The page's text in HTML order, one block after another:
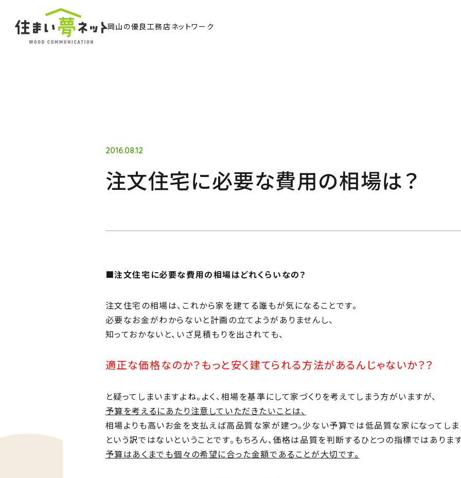
岡山の優良工務店ネットワーク
Concept
Philosophy
Members
住まい夢ネット加盟工務店
じ
2016.08.12
注文住宅に必要な費用の相場は？
■注文住宅に必要な費用の相場はどれくらいなの？
注文住宅の相場は、これから家を建てる誰もが気になることです。
必要なお金がわからないと計画の立てようがありませんし、
知っておかないと、いざ見積もりを出されても、
適正な価格なのか？もっと安く建てられる方法があるんじゃないか？？
と疑ってしまいますよね。よく、相場を基準にして家づくりを考えてしまう方がいますが、
予算を考えるにあたり注意していただきたいことは、
相場よりも高いお金を支払えば高品質な家が建つ。少ない予算では低品質な家になってしま
という訳ではないということです。もちろん、価格は品質を判断するひとつの指標ではありま
予算はあくまでも個々の希望に合った金額であることが大切です。